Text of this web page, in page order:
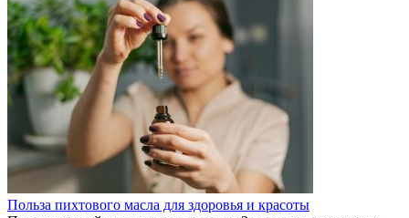
Польза пихтового масла для здоровья и красоты